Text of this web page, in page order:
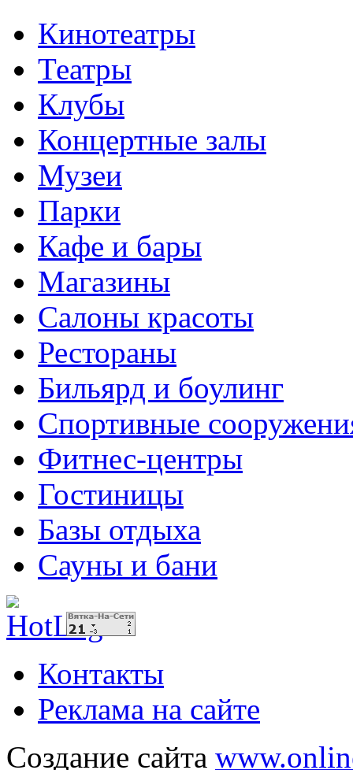
Кинотеатры
Театры
Клубы
Концертные залы
Музеи
Парки
Кафе и бары
Магазины
Салоны красоты
Рестораны
Бильярд и боулинг
Спортивные
Фитнес-центры
Гостиницы
Базы отдыха
Сауны и бани
Контакты
Реклама на сайте
Создание сайта